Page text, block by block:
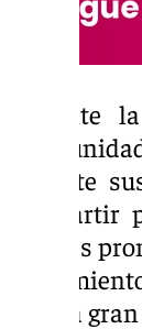
Durante
durante
compartir
eternas
última